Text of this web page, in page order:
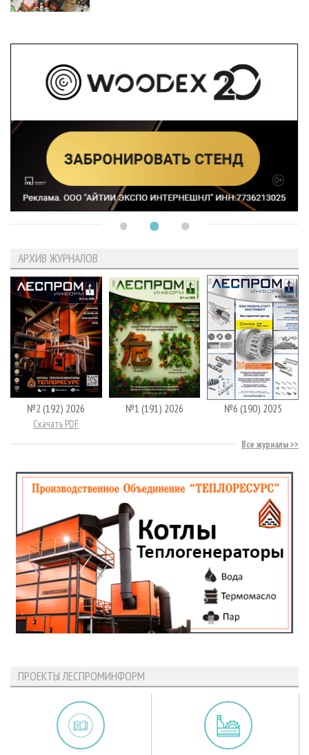
АРХИВ ЖУРНАЛОВ
№2 (192) 2026
Скачать PDF
№1 (191) 2026 №6 (190) 2025
Все журналы
ПРОЕКТЫ ЛЕСПРОМИНФОРМ